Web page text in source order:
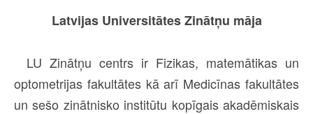
Latvijas Universitātes Zinātņu māja
LU Zinātņu centrs ir Fizikas, matemātikas un
optometrijas fakultātes kā arī Medicīnas fakultātes
un sešo zinātnisko institūtu kopīgais akadēmiskais